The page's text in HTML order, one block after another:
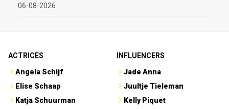
06-08-2026
ACTRICES
Angela Schijf
Elise Schaap
Katja Schuurman
INFLUENCERS
Jade Anna
Juultje Tieleman
Kelly Piquet